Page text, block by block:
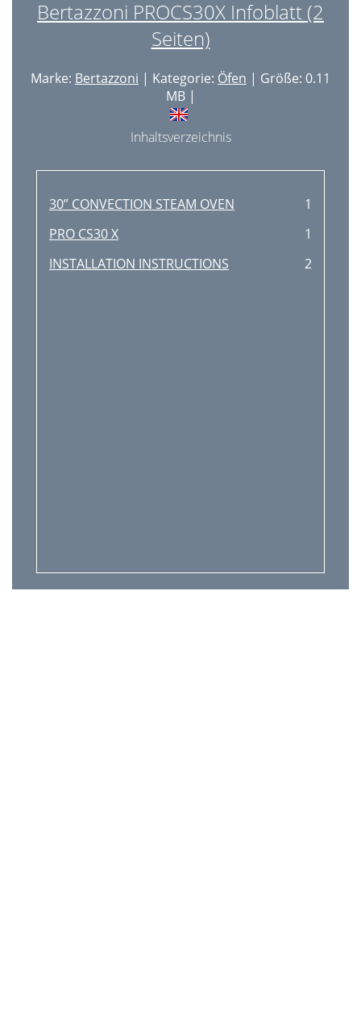
Connexions Electriques
BERTAZZONI Distributor List
Bertazzoni PROCS30X Infoblatt (2
Seiten)
Marke: Bertazzoni | Kategorie: Öfen | Größe: 0.11
MB |
Inhaltsverzeichnis
30” CONVECTION STEAM OVEN
1
PRO CS30 X
1
INSTALLATION INSTRUCTIONS
2